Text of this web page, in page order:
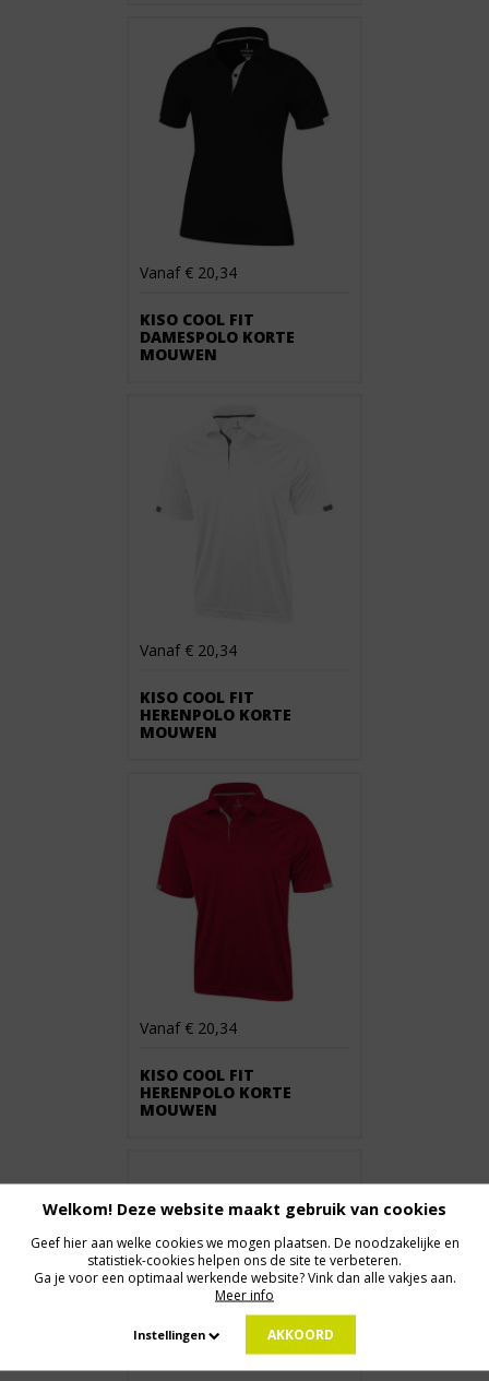
Vanaf € 20,34
KISO COOL FIT
DAMESPOLO KORTE
MOUWEN
Vanaf € 20,34
KISO COOL FIT
HERENPOLO KORTE
MOUWEN
Vanaf € 20,34
KISO COOL FIT
HERENPOLO KORTE
MOUWEN
Welkom! Deze website maakt gebruik van cookies
Geef hier aan welke cookies we mogen plaatsen. De noodzakelijke en
statistiek-cookies helpen ons de site te verbeteren.
Ga je voor een optimaal werkende website? Vink dan alle vakjes aan.
Meer info
Instellingen AKKOORD